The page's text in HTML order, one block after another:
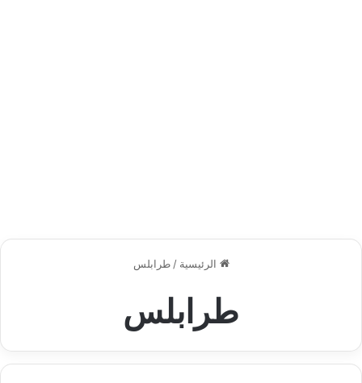
الرئيسية / طرابلس
طرابلس